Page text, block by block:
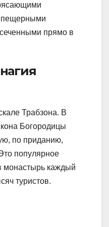
пещерными
прямо в
Трабзона. В
Богородицы
по приданию,
популярное
монастырь каждый
туристов.